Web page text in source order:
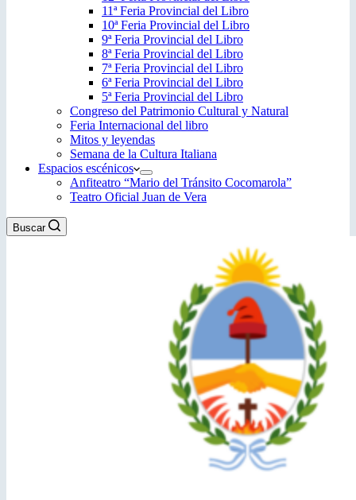
11ª Feria Provincial del Libro
10ª Feria Provincial del Libro
9ª Feria Provincial del Libro
8ª Feria Provincial del Libro
7ª Feria Provincial del Libro
6ª Feria Provincial del Libro
5ª Feria Provincial del Libro
Congreso del Patrimonio Cultural y Natural
Feria Internacional del libro
Mitos y leyendas
Semana de la Cultura Italiana
Espacios escénicos
Anfiteatro “Mario del Tránsito Cocomarola”
Teatro Oficial Juan de Vera
Buscar